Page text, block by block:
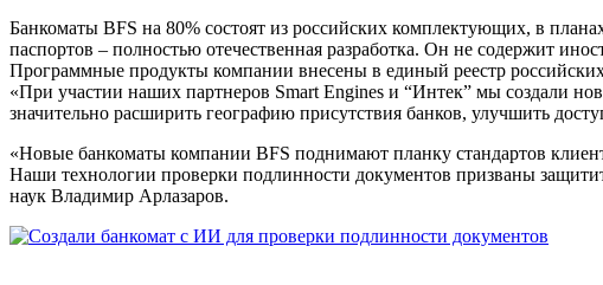
Банкоматы BFS на 80% состоят из российских комплектующих, в
паспортов – полностью отечественная разработка. Он не содержит
Программные продукты компании внесены в единый реестр
«При участии наших партнеров Smart Engines и “Интек” мы создали
значительно расширить географию присутствия банков, улучшить
«Новые банкоматы компании BFS поднимают планку стандартов
Наши технологии проверки подлинности документов призваны
наук Владимир Арлазаров.